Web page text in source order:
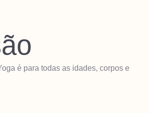
é para todas as idades, corpos e